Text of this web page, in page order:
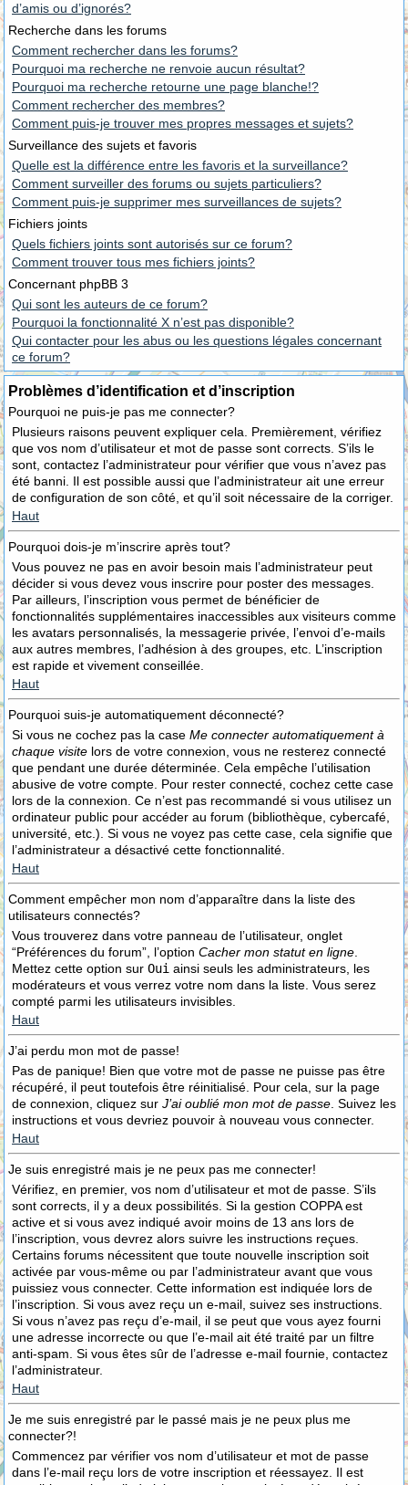
d’amis ou d’ignorés?
Recherche dans les forums
Comment rechercher dans les forums?
Pourquoi ma recherche ne renvoie aucun résultat?
Pourquoi ma recherche retourne une page blanche!?
Comment rechercher des membres?
Comment puis-je trouver mes propres messages et sujets?
Surveillance des sujets et favoris
Quelle est la différence entre les favoris et la surveillance?
Comment surveiller des forums ou sujets particuliers?
Comment puis-je supprimer mes surveillances de sujets?
Fichiers joints
Quels fichiers joints sont autorisés sur ce forum?
Comment trouver tous mes fichiers joints?
Concernant phpBB 3
Qui sont les auteurs de ce forum?
Pourquoi la fonctionnalité X n’est pas disponible?
Qui contacter pour les abus ou les questions légales concernant
ce forum?
Problèmes d’identification et d’inscription
Pourquoi ne puis-je pas me connecter?
Plusieurs raisons peuvent expliquer cela. Premièrement, vérifiez
que vos nom d’utilisateur et mot de passe sont corrects. S’ils le
sont, contactez l’administrateur pour vérifier que vous n’avez pas
été banni. Il est possible aussi que l’administrateur ait une erreur
de configuration de son côté, et qu’il soit nécessaire de la corriger.
Haut
Pourquoi dois-je m’inscrire après tout?
Vous pouvez ne pas en avoir besoin mais l’administrateur peut
décider si vous devez vous inscrire pour poster des messages.
Par ailleurs, l’inscription vous permet de bénéficier de
fonctionnalités supplémentaires inaccessibles aux visiteurs comme
les avatars personnalisés, la messagerie privée, l’envoi d’e-mails
aux autres membres, l’adhésion à des groupes, etc. L’inscription
est rapide et vivement conseillée.
Haut
Pourquoi suis-je automatiquement déconnecté?
Si vous ne cochez pas la case Me connecter automatiquement à
chaque visite lors de votre connexion, vous ne resterez connecté
que pendant une durée déterminée. Cela empêche l’utilisation
abusive de votre compte. Pour rester connecté, cochez cette case
lors de la connexion. Ce n’est pas recommandé si vous utilisez un
ordinateur public pour accéder au forum (bibliothèque, cybercafé,
université, etc.). Si vous ne voyez pas cette case, cela signifie que
l’administrateur a désactivé cette fonctionnalité.
Haut
Comment empêcher mon nom d’apparaître dans la liste des
utilisateurs connectés?
Vous trouverez dans votre panneau de l’utilisateur, onglet
“Préférences du forum”, l’option Cacher mon statut en ligne
Mettez cette option sur Oui ainsi seuls les administrateurs, les
modérateurs et vous verrez votre nom dans la liste. Vous serez
compté parmi les utilisateurs invisibles.
Haut
J’ai perdu mon mot de passe!
Pas de panique! Bien que votre mot de passe ne puisse pas être
récupéré, il peut toutefois être réinitialisé. Pour cela, sur la page
de connexion, cliquez sur J’ai oublié mon mot de passe . Suivez les
instructions et vous devriez pouvoir à nouveau vous connecter.
Haut
Je suis enregistré mais je ne peux pas me connecter!
Vérifiez, en premier, vos nom d’utilisateur et mot de passe. S’ils
sont corrects, il y a deux possibilités. Si la gestion COPPA est
active et si vous avez indiqué avoir moins de 13 ans lors de
l’inscription, vous devrez alors suivre les instructions reçues.
Certains forums nécessitent que toute nouvelle inscription soit
activée par vous-même ou par l’administrateur avant que vous
puissiez vous connecter. Cette information est indiquée lors de
l’inscription. Si vous avez reçu un e-mail, suivez ses instructions.
Si vous n’avez pas reçu d’e-mail, il se peut que vous ayez fourni
une adresse incorrecte ou que l’e-mail ait été traité par un filtre
anti-spam. Si vous êtes sûr de l’adresse e-mail fournie, contactez
l’administrateur.
Haut
Je me suis enregistré par le passé mais je ne peux plus me
connecter?!
Commencez par vérifier vos nom d’utilisateur et mot de passe
dans l’e-mail reçu lors de votre inscription et réessayez. Il est